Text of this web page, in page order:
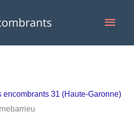
encombrants 31 (Haute-Garonne)